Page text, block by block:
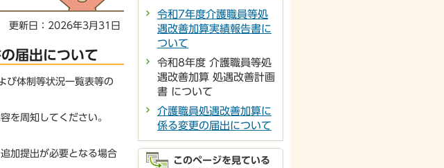
更新日：2026年3月31日
届出について
び体制等状況一覧表等の
を周知してください。
加提出が必要となる場合
令和7年度介護職員等処
遇改善加算実績報告書に
ついて
令和8年度 介護職員等処
遇改善加算 処遇改善計画
書 について
介護職員処遇改善加算に
係る変更の届出について
このページを見ている